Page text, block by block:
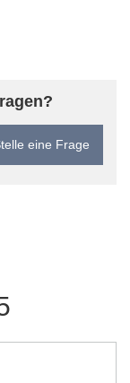
eine Frage